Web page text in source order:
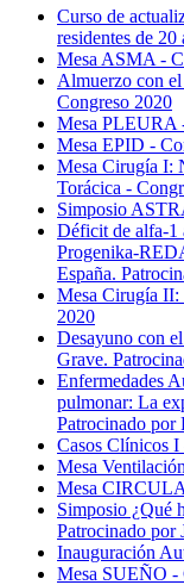
Curso de
residentes de
Mesa ASMA -
Almuerzo con
Congreso 2020
Mesa PLEURA
Mesa EPID -
Mesa Cirugía I:
Torácica -
Simposio
Déficit de alfa-1
Progenika-
España.
Mesa Cirugía II:
2020
Desayuno con
Grave.
Enfermedades
pulmonar: La
Patrocinado
Casos Clínicos
Mesa
Mesa
Simposio ¿Qué
Patrocinado por
Inauguración
Mesa SUEÑO -